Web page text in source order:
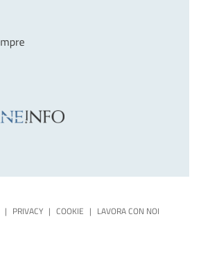
| PRIVACY | COOKIE | LAVORA CON NOI